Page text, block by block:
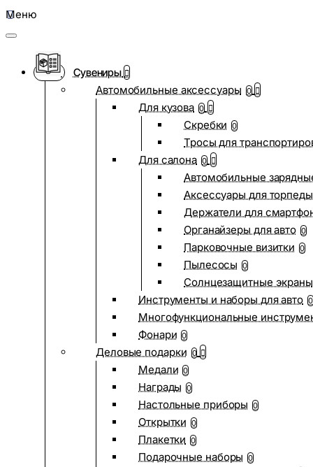
Меню
Сувениры
Автомобильные аксессуары 0
Для кузова 0
Скребки 0
Тросы для
Для салона 0
Автомобильные
Аксессуары для
Держатели для
Органайзеры для авто 0
Парковочные визитки 0
Пылесосы 0
Солнцезащитные экраны
Инструменты и наборы для авто 0
Многофункциональные
Фонари 0
Деловые подарки 0
Медали 0
Награды 0
Настольные приборы 0
Открытки 0
Плакетки 0
Подарочные наборы 0